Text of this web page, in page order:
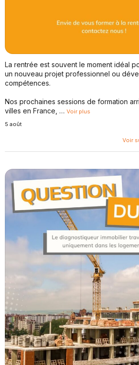
La rentrée est souvent le moment idéal
un nouveau projet professionnel ou
compétences.
Nos prochaines sessions de formation
villes en France, …Voir plus
5 août
Voir